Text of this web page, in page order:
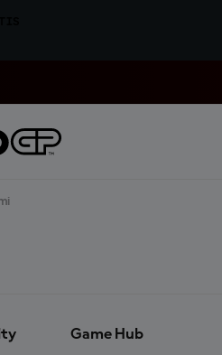
Game Hub